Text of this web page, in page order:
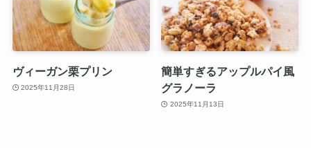
ヴィーガン栗プリン
2025年11月28日
簡単すぎるアップルパイ風
グラノーラ
2025年11月13日